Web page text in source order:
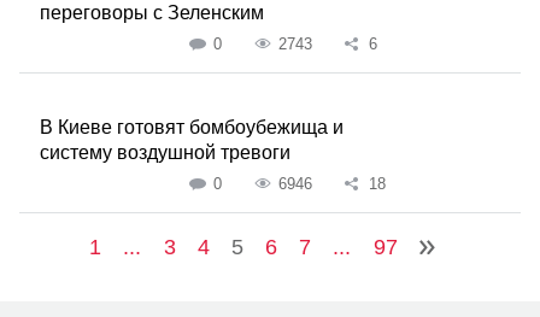
переговоры с Зеленским
0 2743 6
В Киеве готовят бомбоубежища и
систему воздушной тревоги
0 6946 18
1 ... 3 4 5 6 7 ... 97